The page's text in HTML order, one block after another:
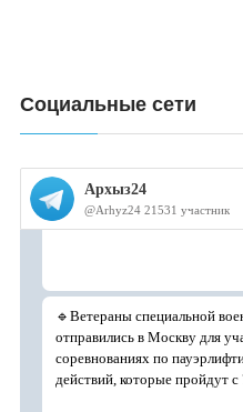
Социальные сети